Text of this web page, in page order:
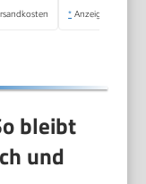
* Anzeige
bleibt
und